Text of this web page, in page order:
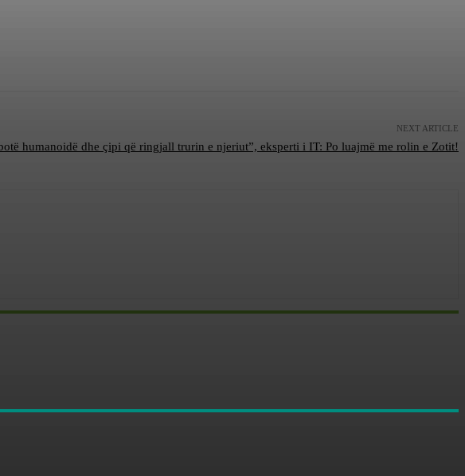
NEXT ARTICLE
humanoidë dhe çipi që ringjall trurin e njeriut”, eksperti i IT: Po luajmë me rolin e Zotit!